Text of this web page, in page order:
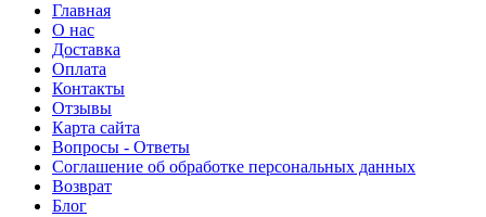
Главная
О нас
Доставка
Оплата
Контакты
Отзывы
Карта сайта
Вопросы - Ответы
Соглашение об обработке персональных данных
Возврат
Блог